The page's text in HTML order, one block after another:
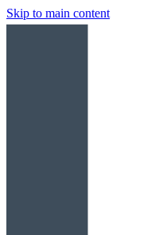
Skip to main content